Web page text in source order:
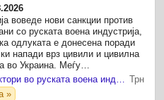
воведе нови санкции против
со руската воена индустрија,
одлуката е донесена поради
напади врз цивили и цивилна
во Украина. Меѓу
се Рамил Бадгутдинов, кој
...
Трн
»